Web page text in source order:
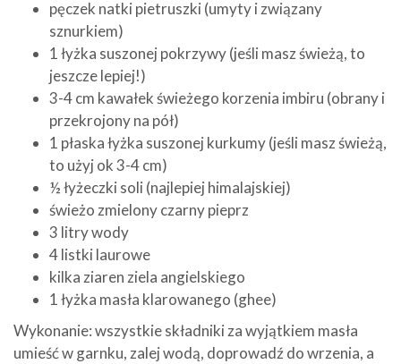
pęczek natki pietruszki (umyty i związany
sznurkiem)
1 łyżka suszonej pokrzywy (jeśli masz świeżą, to
jeszcze lepiej!)
3-4 cm kawałek świeżego korzenia imbiru (obrany i
przekrojony na pół)
1 płaska łyżka suszonej kurkumy (jeśli masz świeżą,
to użyj ok 3-4 cm)
½ łyżeczki soli (najlepiej himalajskiej)
świeżo zmielony czarny pieprz
3 litry wody
4 listki laurowe
kilka ziaren ziela angielskiego
1 łyżka masła klarowanego (ghee)
Wykonanie: wszystkie składniki za wyjątkiem masła
umieść w garnku, zalej wodą, doprowadź do wrzenia, a